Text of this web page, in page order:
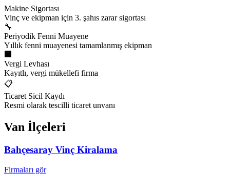
Makine Sigortası
Vinç ve ekipman için 3. şahıs zarar sigortası
🔧
Periyodik Fenni Muayene
Yıllık fenni muayenesi tamamlanmış ekipman
🏢
Vergi Levhası
Kayıtlı, vergi mükellefi firma
📋
Ticaret Sicil Kaydı
Resmi olarak tescilli ticaret unvanı
Van İlçeleri
Bahçesaray Vinç Kiralama
Firmaları gör